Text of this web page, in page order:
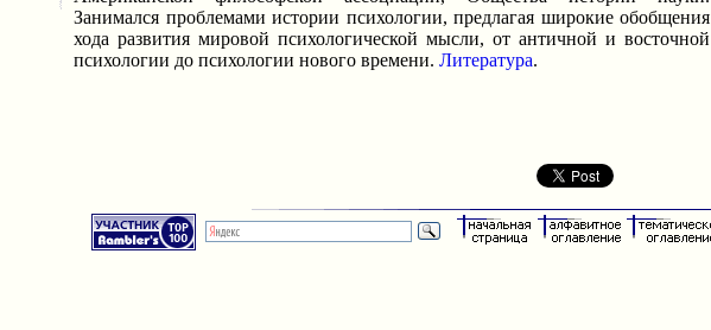
Занимался проблемами истории психологии, предлагая широкие обобщения
хода развития мировой психологической мысли, от античной и восточной
психологии до психологии нового времени. Литература.